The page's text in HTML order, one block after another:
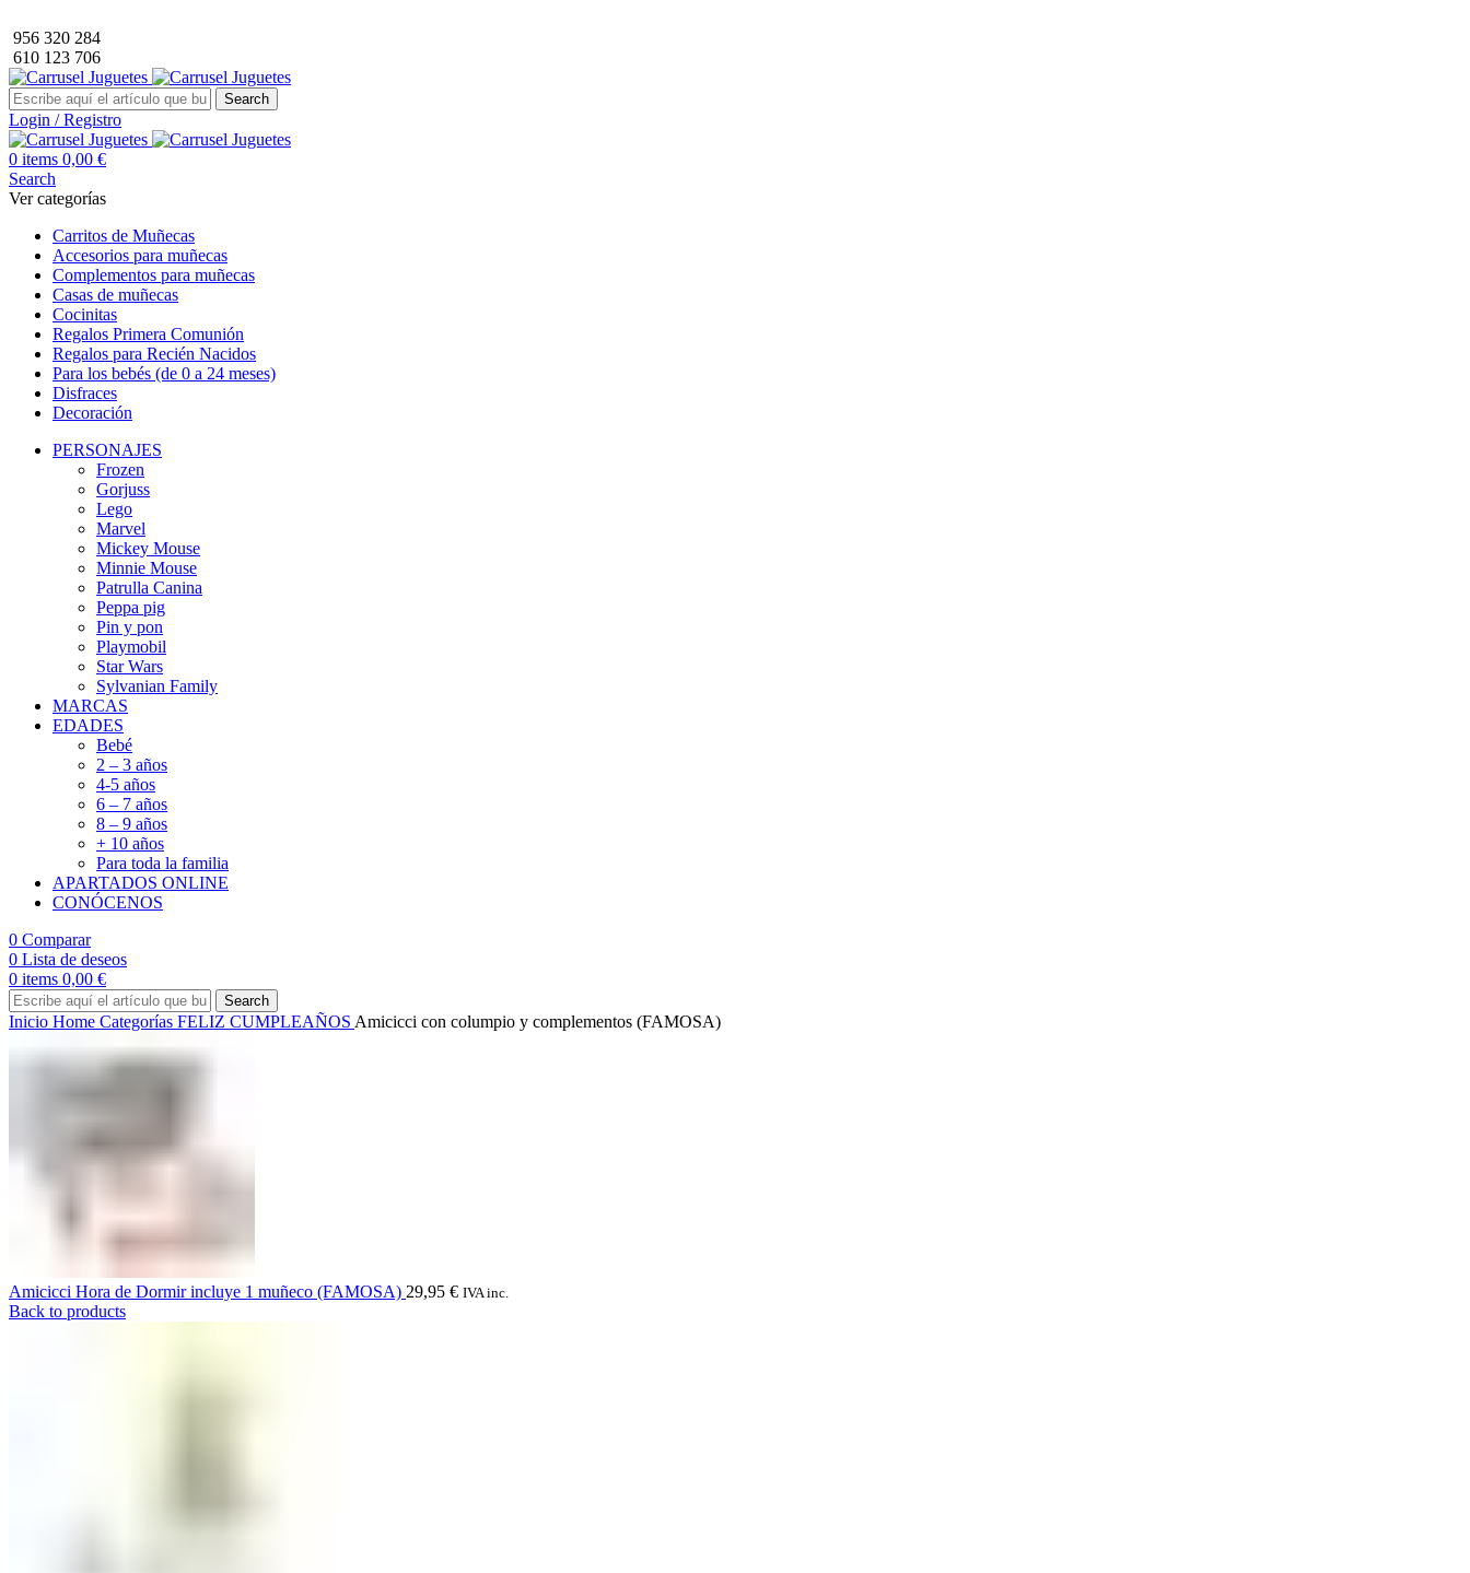
956 320 284
610 123 706
Search
Login / Registro
0 items 0,00 €
Search
Ver categorías
Carritos de Muñecas
Accesorios para muñecas
Complementos para muñecas
Casas de muñecas
Cocinitas
Regalos Primera Comunión
Regalos para Recién Nacidos
Para los bebés (de 0 a 24 meses)
Disfraces
Decoración
PERSONAJES
Frozen
Gorjuss
Lego
Marvel
Mickey Mouse
Minnie Mouse
Patrulla Canina
Peppa pig
Pin y pon
Playmobil
Star Wars
Sylvanian Family
MARCAS
EDADES
Bebé
2 – 3 años
4-5 años
6 – 7 años
8 – 9 años
+ 10 años
Para toda la familia
APARTADOS ONLINE
CONÓCENOS
0 Comparar
0 Lista de deseos
0 items 0,00 €
Search
Inicio Home Categorías FELIZ CUMPLEAÑOS Amicicci con columpio y complementos (FAMOSA)
Amicicci Hora de Dormir incluye 1 muñeco (FAMOSA) 29,95 € IVA inc.
Back to products